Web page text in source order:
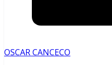
OSCAR CANCECO